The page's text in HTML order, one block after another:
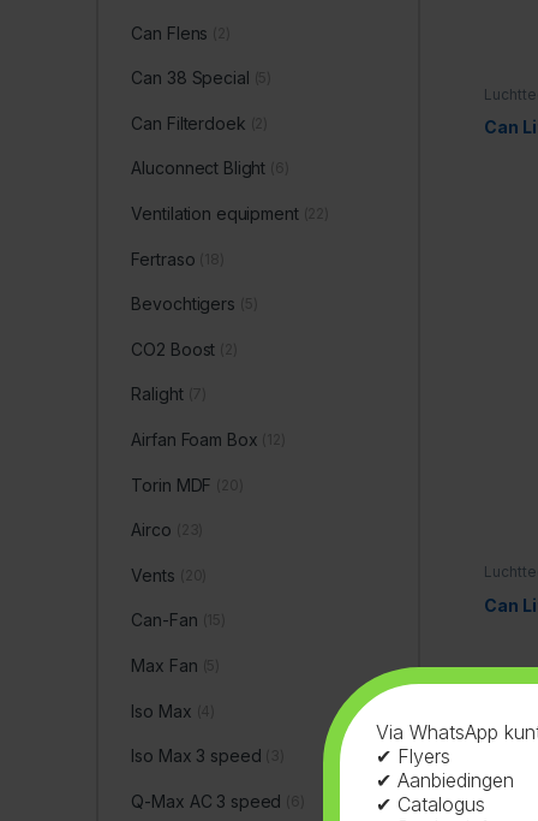
Can
Can
Can Flens
Can 38 Special
Can Filterdoek
Aluconnect Blight
Ventilation equipment
Fertraso
Bevochtigers
CO2 Boost
Ralight
Airfan Foam Box
Torin MDF
Airco
Vents
Can-Fan
Max Fan
Iso Max
Iso Max 3 speed
Q-Max AC 3 speed
Via WhatsApp
✔ Flyers
✔ Aanbiedingen
✔ Catalogus